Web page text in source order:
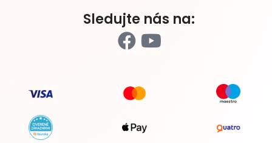
Sledujte nás na: